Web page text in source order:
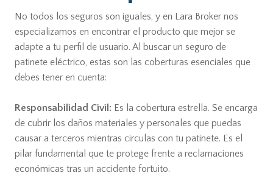
No todos los seguros son iguales, y en Lara Broker nos
especializamos en encontrar el producto que mejor se
adapte a tu perfil de usuario. Al buscar un seguro de
patinete eléctrico, estas son las coberturas esenciales que
debes tener en cuenta:
Responsabilidad Civil:Es la cobertura estrella. Se encarga
de cubrir los daños materiales y personales que puedas
causar a terceros mientras circulas con tu patinete. Es el
pilar fundamental que te protege frente a reclamaciones
económicas tras un accidente fortuito.